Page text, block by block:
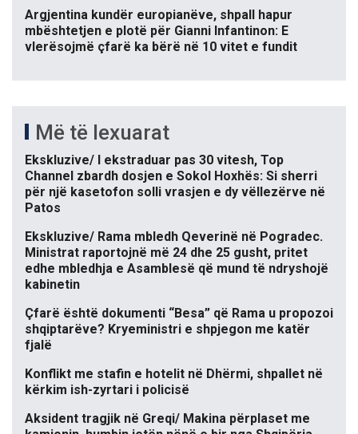
Argjentina kundër europianëve, shpall hapur
mbështetjen e plotë për Gianni Infantinon: E
vlerësojmë çfarë ka bërë në 10 vitet e fundit
Më të lexuarat
Ekskluzive/ I ekstraduar pas 30 vitesh, Top
Channel zbardh dosjen e Sokol Hoxhës: Si sherri
për një kasetofon solli vrasjen e dy vëllezërve në
Patos
Ekskluzive/ Rama mbledh Qeverinë në Pogradec.
Ministrat raportojnë më 24 dhe 25 gusht, pritet
edhe mbledhja e Asamblesë që mund të ndryshojë
kabinetin
Çfarë është dokumenti “Besa” që Rama u propozoi
shqiptarëve? Kryeministri e shpjegon me katër
fjalë
Konflikt me stafin e hotelit në Dhërmi, shpallet në
kërkim ish-zyrtari i policisë
Aksident tragjik në Greqi/ Makina përplaset me